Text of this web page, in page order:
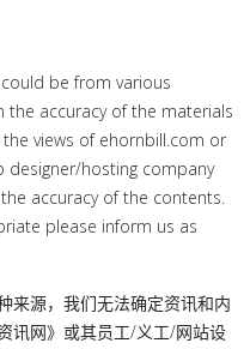
be from various
accuracy of the materials
views of ehornbill.com or
designer/hosting company
accuracy of the contents.
please inform us as
来源，我们无法确定资讯和内
讯网》或其员工/义工/网站设